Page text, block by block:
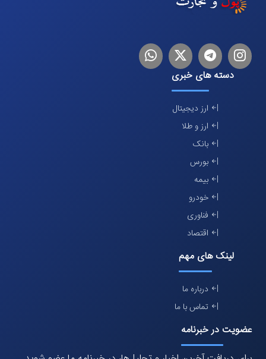
اینستاگرام
تلگرام توییترلینکدین
دسته های خبری
ارز دیجیتال
ارز و طلا
بانک
بورس
بیمه
خودرو
فناوری
اقتصاد
لینک های مهم
درباره ما
تماس با ما
عضویت در خبرنامه